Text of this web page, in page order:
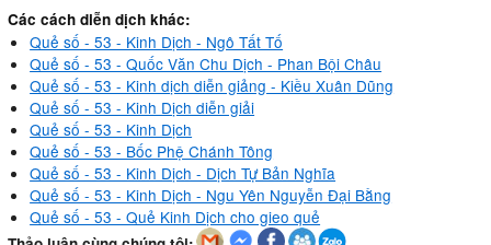
Các cách diễn dịch khác:
Quẻ số - 53 - Kinh Dịch - Ngô Tất Tố
Quẻ số - 53 - Quốc Văn Chu Dịch - Phan Bội Châu
Quẻ số - 53 - Kinh dịch diễn giảng - Kiều Xuân Dũng
Quẻ số - 53 - Kinh Dịch diễn giải
Quẻ số - 53 - Kinh Dịch
Quẻ số - 53 - Bốc Phệ Chánh Tông
Quẻ số - 53 - Kinh Dịch - Dịch Tự Bản Nghĩa
Quẻ số - 53 - Kinh Dịch - Ngu Yên Nguyễn Đại Bằng
Quẻ số - 53 - Quẻ Kinh Dịch cho gieo quẻ